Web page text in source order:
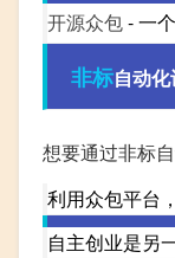
开源众包- 一
非标自动
想要通过非标
利用众包平台
自主创业是另